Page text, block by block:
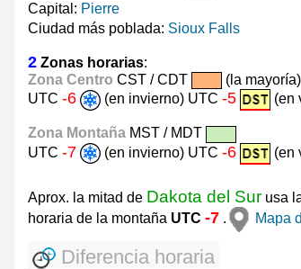
Capital: Pierre
Ciudad más poblada: Sioux Falls
2 Zonas horarias:
Zona Centro CST / CDT
(la mayoría)
UTC -6 (en invierno) UTC -5 (en
Zona Montaña MST / MDT
UTC -7 (en invierno) UTC -6 (en
Aprox. la mitad de Dakota del Sur usa
horaria de la montaña UTC -7 . Mapa
Diferencia horaria